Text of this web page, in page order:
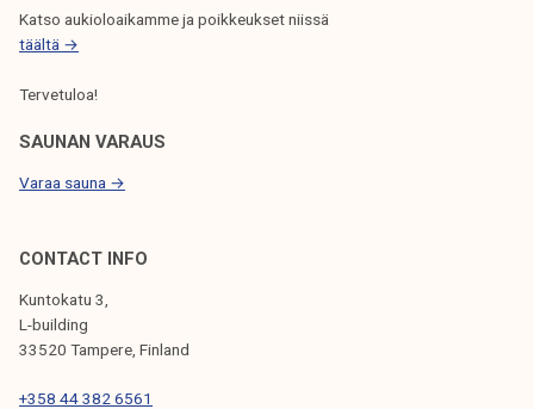
A
U
S
Katso aukioloaikamme ja poikkeukset niissä
täältä →
Tervetuloa!
SAUNAN VARAUS
Varaa sauna →
CONTACT INFO
Kuntokatu 3,
L-building
33520 Tampere, Finland
+358 44 382 6561